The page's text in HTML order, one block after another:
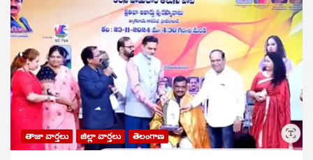
తాజా వార్తలు జిల్లా వార్తలు తెలంగాణ